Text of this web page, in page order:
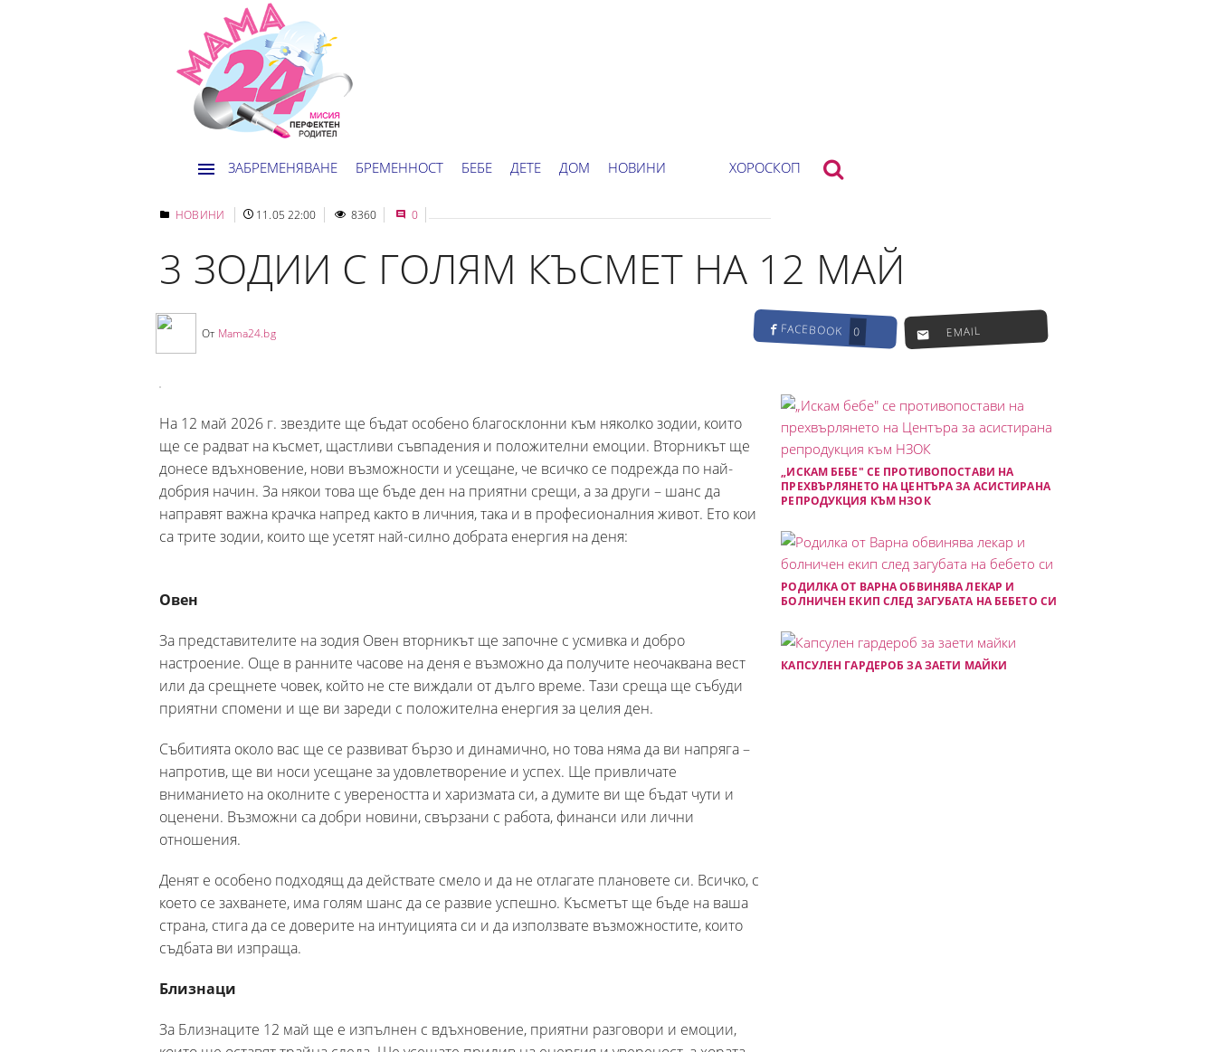
ЗАБРЕМЕНЯВАНЕ БРЕМЕННОСТ БЕБЕ ДЕТЕ ДОМ НОВИНИ ХОРОСКОП
НОВИНИ 11.05 22:00 8360 0
3 ЗОДИИ С ГОЛЯМ КЪСМЕТ НА 12 МАЙ
От Mama24.bg FACEBOOK 0 EMAIL
На 12 май 2026 г. звездите ще бъдат особено благосклонни към няколко зодии, които
ще се радват на късмет, щастливи съвпадения и положителни емоции. Вторникът ще
донесе вдъхновение, нови възможности и усещане, че всичко се подрежда по най-
добрия начин. За някои това ще бъде ден на приятни срещи, а за други – шанс да
направят важна крачка напред както в личния, така и в професионалния живот. Ето кои
са трите зодии, които ще усетят най-силно добрата енергия на деня:
Овен
За представителите на зодия Овен вторникът ще започне с усмивка и добро
настроение. Още в ранните часове на деня е възможно да получите неочаквана вест
или да срещнете човек, който не сте виждали от дълго време. Тази среща ще събуди
приятни спомени и ще ви зареди с положителна енергия за целия ден.
Събитията около вас ще се развиват бързо и динамично, но това няма да ви напряга –
напротив, ще ви носи усещане за удовлетворение и успех. Ще привличате
вниманието на околните с увереността и харизмата си, а думите ви ще бъдат чути и
оценени. Възможни са добри новини, свързани с работа, финанси или лични
отношения.
Денят е особено подходящ да действате смело и да не отлагате плановете си. Всичко, с
което се захванете, има голям шанс да се развие успешно. Късметът ще бъде на ваша
страна, стига да се доверите на интуицията си и да използвате възможностите, които
съдбата ви изпраща.
Близнаци
За Близнаците 12 май ще е изпълнен с вдъхновение, приятни разговори и емоции,
„ИСКАМ БЕБЕ" СЕ ПРОТИВОПОСТАВИ НА
ПРЕХВЪРЛЯНЕТО НА ЦЕНТЪРА ЗА АСИСТИРАНА
РЕПРОДУКЦИЯ КЪМ НЗОК
РОДИЛКА ОТ ВАРНА ОБВИНЯВА ЛЕКАР И
БОЛНИЧЕН ЕКИП СЛЕД ЗАГУБАТА НА БЕБЕТО СИ
КАПСУЛЕН ГАРДЕРОБ ЗА ЗАЕТИ МАЙКИ